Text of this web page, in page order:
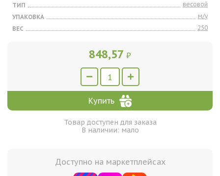
ТИП
весовой
УПАКОВКА
м/у
ВЕС
250
848,57 ₽
Купить
Товар доступен для заказа
В наличии: мало
Доступно на маркетплейсах